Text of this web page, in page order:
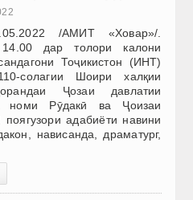
/АМИТ «Ховар»/.
дар толори калони
Тоҷикистон (ИНТ)
солагии Шоири халқии
Ҷозаи давлатии
номи Рӯдакӣ ва Ҷоизаи
адабиёти навини
нависанда, драматург,